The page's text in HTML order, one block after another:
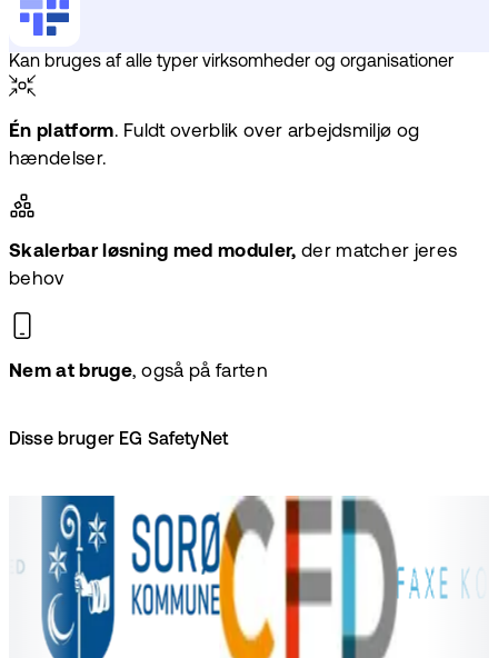
Kan bruges af alle typer virksomheder og organisationer
Én platform. Fuldt overblik over arbejdsmiljø og
hændelser.
Skalerbar løsning med moduler, der matcher jeres
behov
Nem at bruge, også på farten
Disse bruger EG SafetyNet